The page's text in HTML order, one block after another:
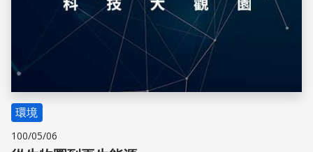
環境
100/05/06